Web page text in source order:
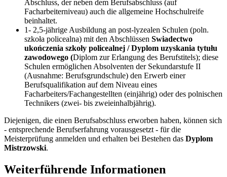
Abschluss, der neben dem Berufsabschluss (auf
Facharbeiterniveau) auch die allgemeine Hochschulreife
beinhaltet.
1- 2,5-jährige Ausbildung an post-lyzealen Schulen (poln.
szkoła policealna) mit den Abschlüssen Swiadectwo
ukończenia szkoły policealnej / Dyplom uzyskania tytułu
zawodowego (Diplom zur Erlangung des Berufstitels); diese
Schulen ermöglichen Absolventen der Sekundarstufe II
(Ausnahme: Berufsgrundschule) den Erwerb einer
Berufsqualifikation auf dem Niveau eines
Facharbeiters/Fachangestellten (einjährig) oder des polnischen
Technikers (zwei- bis zweieinhalbjährig).
Diejenigen, die einen Berufsabschluss erworben haben, können sich
- entsprechende Berufserfahrung vorausgesetzt - für die
Meisterprüfung anmelden und erhalten bei Bestehen das Dyplom
Mistrzowski.
Weiterführende Informationen